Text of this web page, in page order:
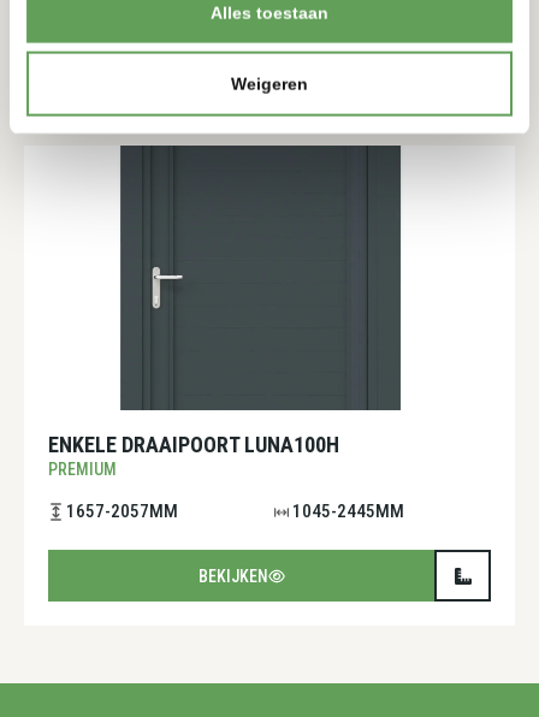
Alles toestaan
Weigeren
1045-2445MM
BEKIJKEN
ENKELE DRAAIPOORT LUNA100H
PREMIUM
1657-2057MM 1045-2445MM
BEKIJKEN